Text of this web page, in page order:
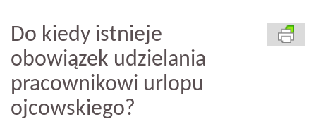
Do kiedy istnieje
obowiązek udzielania
pracownikowi urlopu
ojcowskiego?